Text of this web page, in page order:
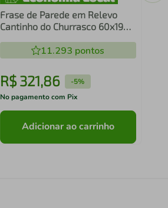
Frase de Parede em Relevo
Cantinho do Churrasco 60x19
11.293 pontos
R$ 321,86 -5%
No pagamento com Pix
Adicionar ao carrinho